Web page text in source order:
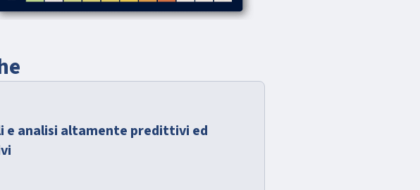
e analisi altamente predittivi ed